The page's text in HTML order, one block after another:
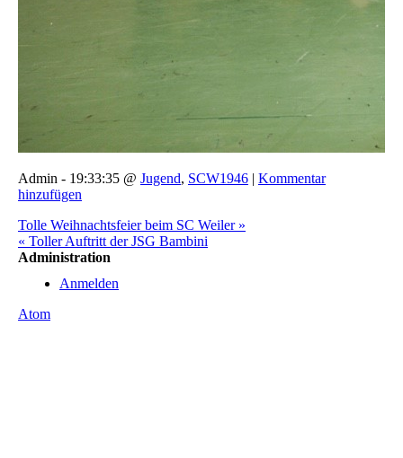
Admin - 19:33:35 @ Jugend, SCW1946 | Kommentar
hinzufügen
Tolle Weihnachtsfeier beim SC Weiler »
« Toller Auftritt der JSG Bambini
Administration
Anmelden
Atom